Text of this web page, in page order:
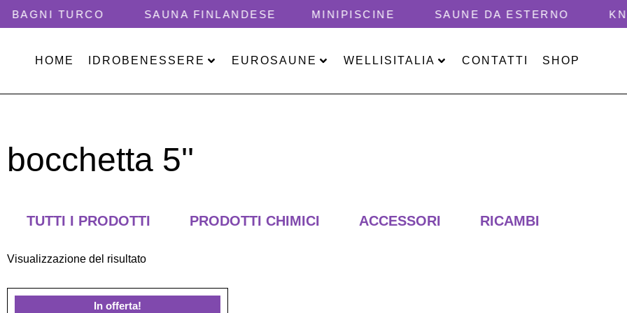
SAUNA FINLANDESE MINIPISCINE SAUNE DA ESTERNO KNEIPP
HOME IDROBENESSERE EUROSAUNE WELLISITALIA CONTATTI SHOP
bocchetta 5''
TUTTI I PRODOTTI PRODOTTI CHIMICI ACCESSORI RICAMBI
Visualizzazione del risultato
In offerta!